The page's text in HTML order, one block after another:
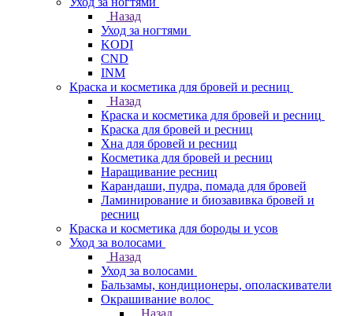
Назад
Уход за ногтями
KODI
CND
INM
Краска и косметика для бровей и ресниц
Назад
Краска и косметика для бровей и ресниц
Краска для бровей и ресниц
Хна для бровей и ресниц
Косметика для бровей и ресниц
Наращивание ресниц
Карандаши, пудра, помада для бровей
Ламинирование и биозавивка бровей и
ресниц
Краска и косметика для бороды и усов
Уход за волосами
Назад
Уход за волосами
Бальзамы, кондиционеры, ополаскиватели
Окрашивание волос
Назад